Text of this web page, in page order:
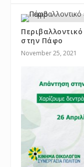
στην Πάφο
November 25, 2021